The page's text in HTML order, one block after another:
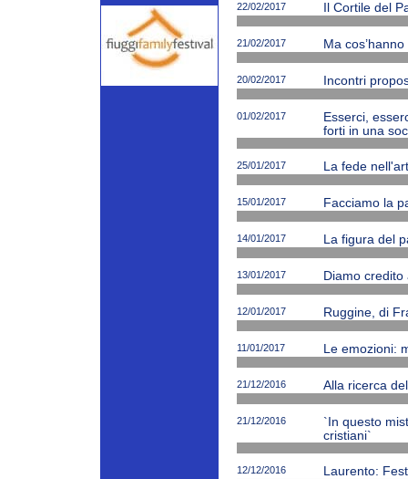
22/02/2017 Il Cortile del
21/02/2017 Ma
20/02/2017 Incontri
01/02/2017
Esserci,
forti in una
25/01/2017 La fede
15/01/2017 Facciamo la
14/01/2017 La figura del
13/01/2017 Diamo
12/01/2017 Ruggine, di
11/01/2017 Le emozioni:
21/12/2016 Alla ricerca
21/12/2016
`In questo
cristiani`
12/12/2016 Laurento: